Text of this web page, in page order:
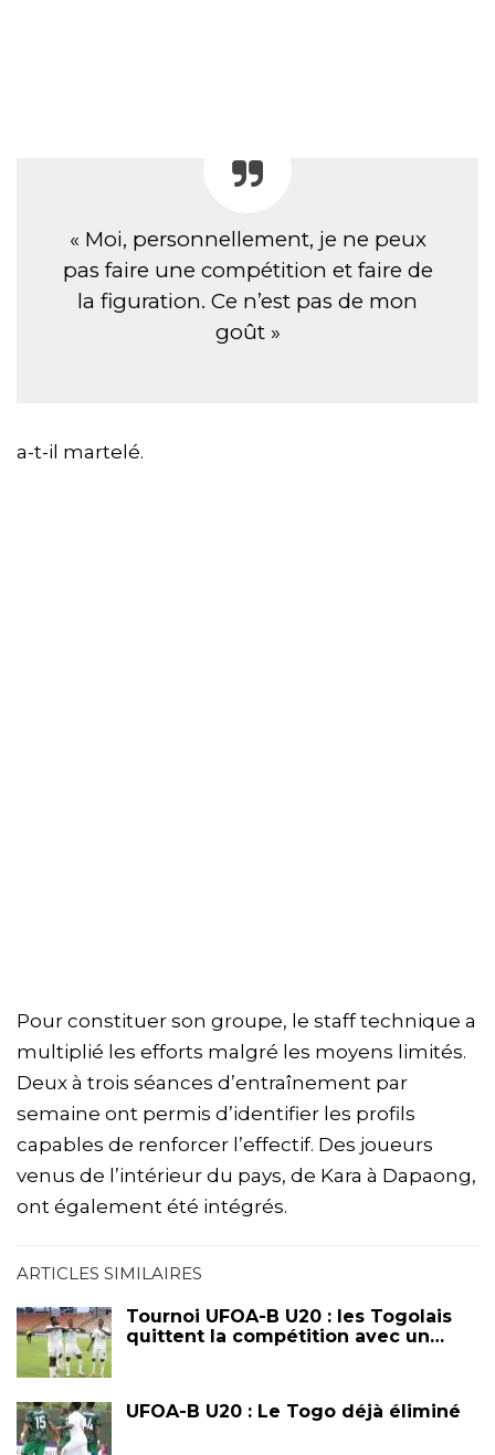
« Moi, personnellement, je ne peux
pas faire une compétition et faire de
la figuration. Ce n’est pas de mon
goût »
a-t-il martelé.
Pour constituer son groupe, le staff technique a
multiplié les efforts malgré les moyens limités.
Deux à trois séances d’entraînement par
semaine ont permis d’identifier les profils
capables de renforcer l’effectif. Des joueurs
venus de l’intérieur du pays, de Kara à Dapaong,
ont également été intégrés.
ARTICLES SIMILAIRES
Tournoi UFOA-B U20 : les Togolais
quittent la compétition avec un…
UFOA-B U20 : Le Togo déjà éliminé